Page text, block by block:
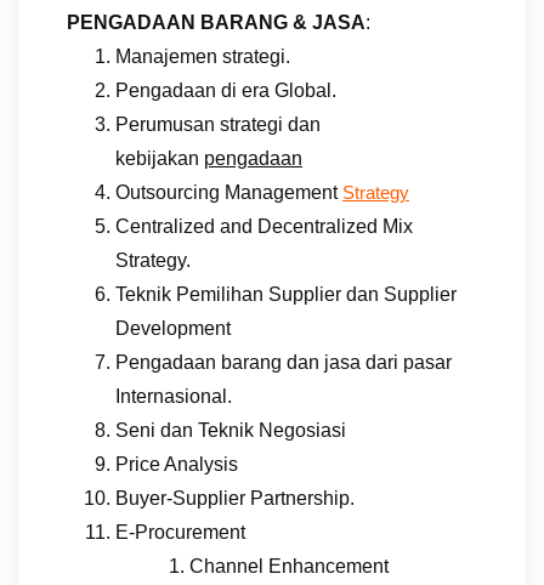
PENGADAAN BARANG & JASA:
Manajemen strategi.
Pengadaan di era Global.
Perumusan strategi dan
kebijakan pengadaan
Outsourcing Management Strategy
Centralized and Decentralized Mix
Strategy.
Teknik Pemilihan Supplier dan Supplier
Development
Pengadaan barang dan jasa dari pasar
Internasional.
Seni dan Teknik Negosiasi
Price Analysis
Buyer-Supplier Partnership.
E-Procurement
Channel Enhancement